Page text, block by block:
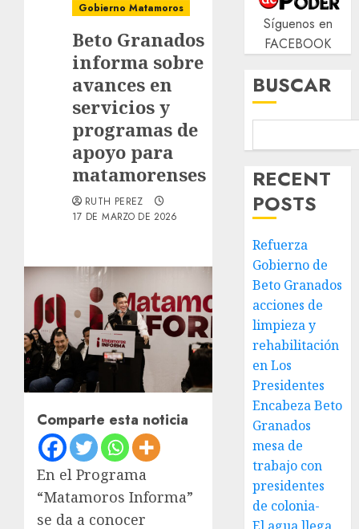
Gobierno Matamoros
Beto Granados
informa sobre
avances en
servicios y
programas de
apoyo para
matamorenses
RUTH PEREZ
17 DE MARZO DE 2026
Comparte esta noticia
En el Programa
“Matamoros Informa”
se da a conocer
Síguenos en
FACEBOOK
BUSCAR
RECENT
POSTS
Refuerza
Gobierno de
Beto Granados
acciones de
limpieza y
rehabilitación
en Los
Presidentes
Encabeza Beto
Granados
mesa de
trabajo con
presidentes
de colonia-
El agua llega